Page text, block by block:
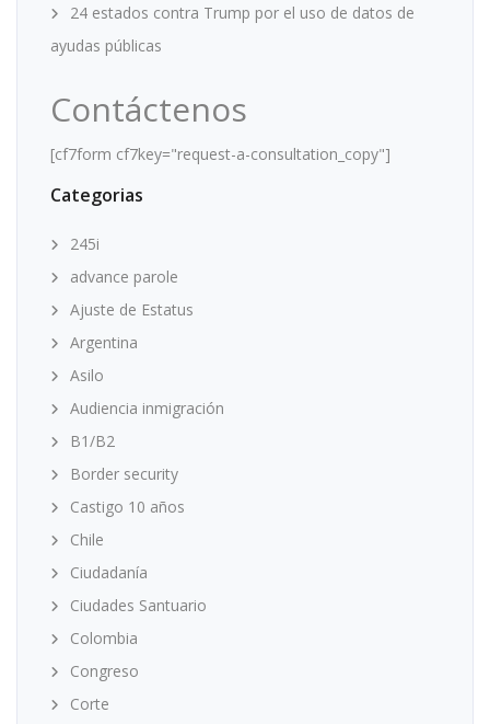
24 estados contra Trump por el uso de datos de
ayudas públicas
Contáctenos
[cf7form cf7key="request-a-consultation_copy"]
Categorias
245i
advance parole
Ajuste de Estatus
Argentina
Asilo
Audiencia inmigración
B1/B2
Border security
Castigo 10 años
Chile
Ciudadanía
Ciudades Santuario
Colombia
Congreso
Corte